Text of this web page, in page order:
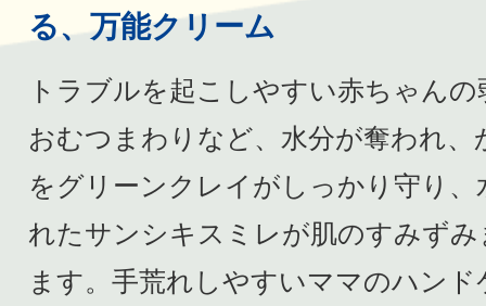
る、万能クリーム
トラブルを起こしやすい赤ちゃん
おむつまわりなど、水分が奪われ
をグリーンクレイがしっかり守り、
れたサンシキスミレが肌のすみず
ます。手荒れしやすいママのハン